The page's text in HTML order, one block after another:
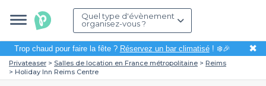
Quel type d'évènement
organisez-vous ?
Trop chaud pour faire la fête ? Réservez un bar climatisé! ❄️🎉 ✖
Privateaser Salles de location en France métropolitaine
Reims
Holiday Inn Reims Centre